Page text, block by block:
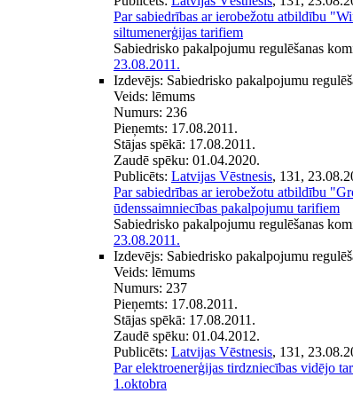
Par sabiedrības ar ierobežotu atbildību
siltumenerģijas tarifiem
Sabiedrisko pakalpojumu regulēšanas
23.08.2011.
Izdevējs: Sabiedrisko pakalpojumu
Veids: lēmums
Numurs: 236
Pieņemts: 17.08.2011.
Stājas spēkā: 17.08.2011.
Zaudē spēku: 01.04.2020.
Publicēts: Latvijas Vēstnesis, 131,
Par sabiedrības ar ierobežotu atbildību
ūdenssaimniecības pakalpojumu tarifiem
Sabiedrisko pakalpojumu regulēšanas
23.08.2011.
Izdevējs: Sabiedrisko pakalpojumu
Veids: lēmums
Numurs: 237
Pieņemts: 17.08.2011.
Stājas spēkā: 17.08.2011.
Zaudē spēku: 01.04.2012.
Publicēts: Latvijas Vēstnesis, 131,
Par elektroenerģijas tirdzniecības vidējo
1.oktobra